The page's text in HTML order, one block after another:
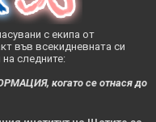
с екипа от
във всекидневната си
следните:
когато се отнася до